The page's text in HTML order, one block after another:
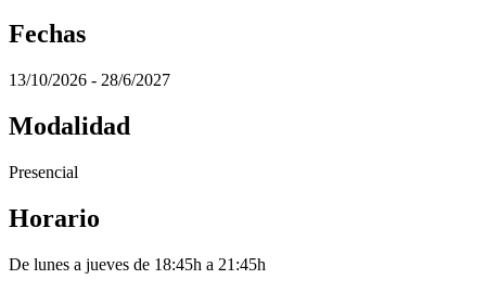
Fechas
13/10/2026 - 28/6/2027
Modalidad
Presencial
Horario
De lunes a jueves de 18:45h a 21:45h